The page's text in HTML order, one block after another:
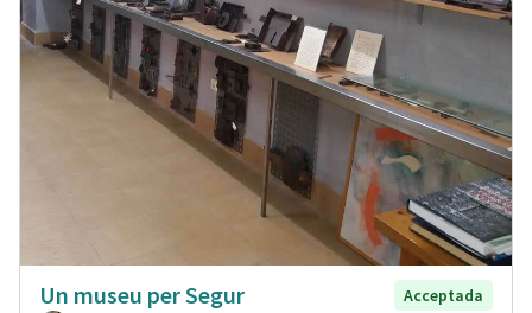
Un museu per Segur
Acceptada